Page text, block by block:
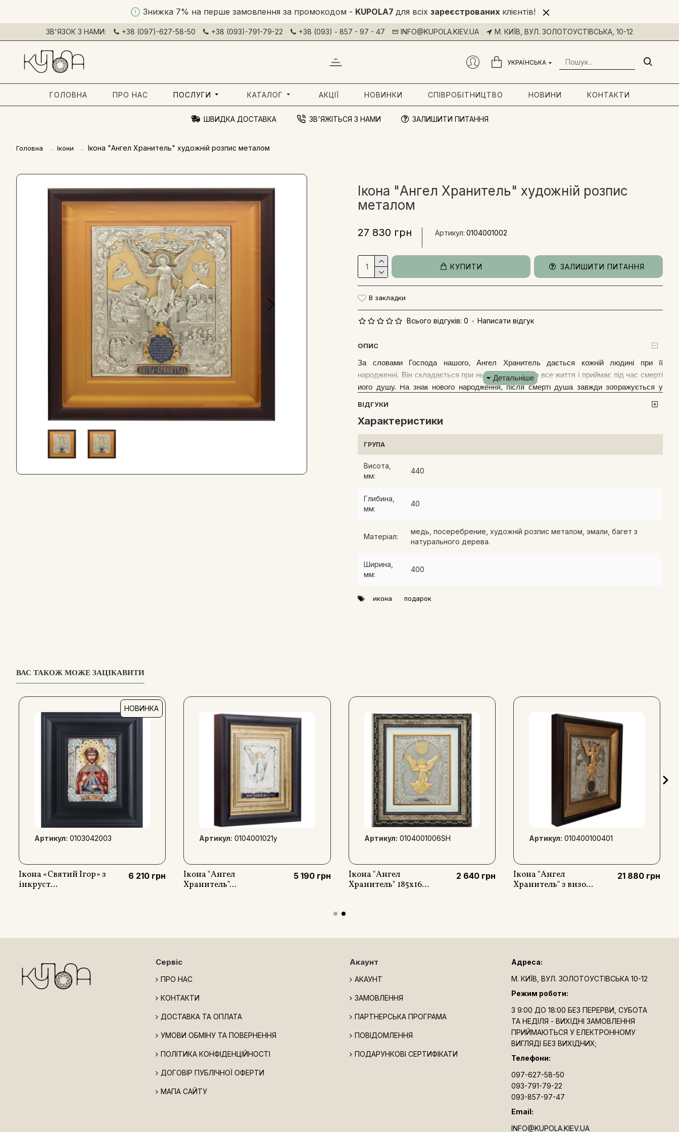
Знижка 7% на перше замовлення за промокодом - KUPOLA7 для всіх зареєстрованих клієнтів!
ЗВ'ЯЗОК З НАМИ: +38 (097)-627-58-50 +38 (093)-791-79-22 +38 (093) - 857 - 97 - 47 INFO@KUPOLA.KIEV.UA М. КИЇВ, ВУЛ. ЗОЛОТОУСТІВСЬКА, 10-12
УКРАЇНСЬКА
ГОЛОВНА ПРО НАС ПОСЛУГИ КАТАЛОГ АКЦІЇ НОВИНКИ СПІВРОБІТНИЦТВО НОВИНИ КОНТАКТИ
ШВИДКА ДОСТАВКА ЗВ'ЯЖІТЬСЯ З НАМИ ЗАЛИШИТИ ПИТАННЯ
Головна Ікони Ікона "Ангел Хранитель" художній розпис металом
Ікона "Ангел Хранитель" художній розпис
металом
Всього відгуків: 0 - Написати відгук
27 830 грн Артикул: 0104001002
КУПИТИ ЗАЛИШИТИ ПИТАННЯ
В закладки
ОПИС
За словами Господа нашого, Ангел Хранитель дається кожній людині при її
народженні. Він складається при ньому невідлучно все життя і приймає під час смерті
його душу. На знак нового народження, після смерті душа завжди зображується у
вигляді немовляти. При хрещенні дається ім'я святого покровителя на вибір людей, а
Господом Богом дається Ангел Хранитель. За апокрифічним видінням апостола Павла,
при сході сонця Ангели Хранителі летять до престолу Божого і несуть Господу нашому
запису діянь своїх підопічних. Ангел праведного радіє, Ангел грішника сумує. Господь
Бог йому каже: «Не засмучуйся, не залишай грішника і колись він покається».
ВІДГУКИ
Характеристики
ГРУПА
Висота,
мм:
440
Глибина,
мм:
40
Матеріал:
медь, посеребрение, художній розпис металом, эмали, багет з
натурального дерева.
Ширина,
мм:
400
икона подарок
ВАС ТАКОЖ МОЖЕ ЗАЦІКАВИТИ
Артикул: 0103042003
НОВИНКА
Ікона «Святий Ігор» з
інкруст...
6 210 грн
Артикул: 0104001021у
Ікона "Ангел
Хранитель"...
5 190 грн
Артикул: 0104001006SH
Ікона "Ангел
Хранитель" 185х16...
2 640 грн
Артикул: 010400100401
Ікона "Ангел
Хранитель" з визо...
21 880 грн
Сервіс
ПРО НАС
КОНТАКТИ
ДОСТАВКА ТА ОПЛАТА
УМОВИ ОБМІНУ ТА ПОВЕРНЕННЯ
ПОЛІТИКА КОНФІДЕНЦІЙНОСТІ
ДОГОВІР ПУБЛІЧНОЇ ОФЕРТИ
МАПА САЙТУ
Акаунт
АКАУНТ
ЗАМОВЛЕННЯ
ПАРТНЕРСЬКА ПРОГРАМА
ПОВІДОМЛЕННЯ
ПОДАРУНКОВІ СЕРТИФІКАТИ
Адреса:
М. КИЇВ, ВУЛ. ЗОЛОТОУСТІВСЬКА 10-12
Режим роботи:
З 9:00 ДО 18:00 БЕЗ ПЕРЕРВИ, СУБОТА
ТА НЕДІЛЯ - ВИХІДНІ ЗАМОВЛЕННЯ
ПРИЙМАЮТЬСЯ У ЕЛЕКТРОННОМУ
ВИГЛЯДІ БЕЗ ВИХІДНИХ;
Телефони:
097-627-58-50
093-791-79-22
093-857-97-47
Email:
INFO@KUPOLA.KIEV.UA